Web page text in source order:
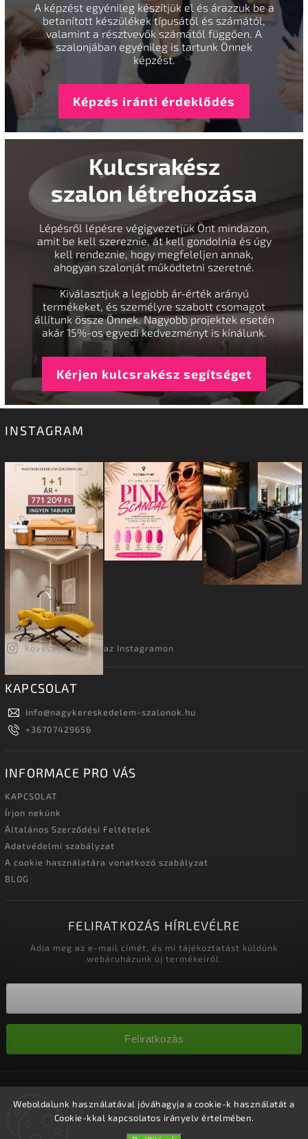
Weboldalunk használatával jóváhagyja a cookie-k használatát a
Cookie-kkal kapcsolatos irányelv értelmében.
A képzést egyénileg készítjük el és árazzuk be a
betanított készülékek típusától és számától,
valamint a résztvevők számától függően. A
szalonjában egyénileg is tartunk Önnek
képzést.
Képzés iránti érdeklődés
Kulcsrakész
szalon létrehozása
Lépésről lépésre végigvezetjük Önt mindazon,
amit be kell szereznie, át kell gondolnia és úgy
kell rendeznie, hogy megfeleljen annak,
ahogyan szalonját működtetni szeretné.
Kiválasztjuk a legjobb ár-érték arányú
termékeket, és személyre szabott csomagot
állítunk össze Önnek. Nagyobb projektek esetén
akár 15%-os egyedi kedvezményt is kínálunk.
Kérjen kulcsrakész segítséget
INSTAGRAM
Kövessen minket az Instagramon
KAPCSOLAT
Info@nagykereskedelem-szalonok.hu
+36707429656
INFORMACE PRO VÁS
KAPCSOLAT
Írjon nekünk
Általános Szerződési Feltételek
Adatvédelmi szabályzat
A cookie használatára vonatkozó szabályzat
BLOG
FELIRATKOZÁS HÍRLEVÉLRE
Adja meg az e-mail címét, és mi tájékoztatást küldünk
webáruházunk új termékeiről.
Feliratkozás
fenntartva.
Süti beállítások szerkesztése